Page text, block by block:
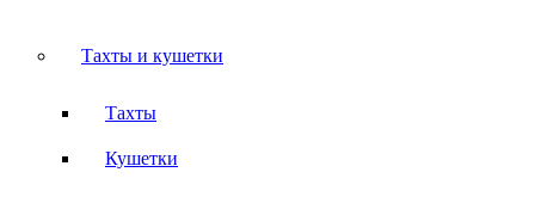
Тахты и кушетки
Тахты
Кушетки